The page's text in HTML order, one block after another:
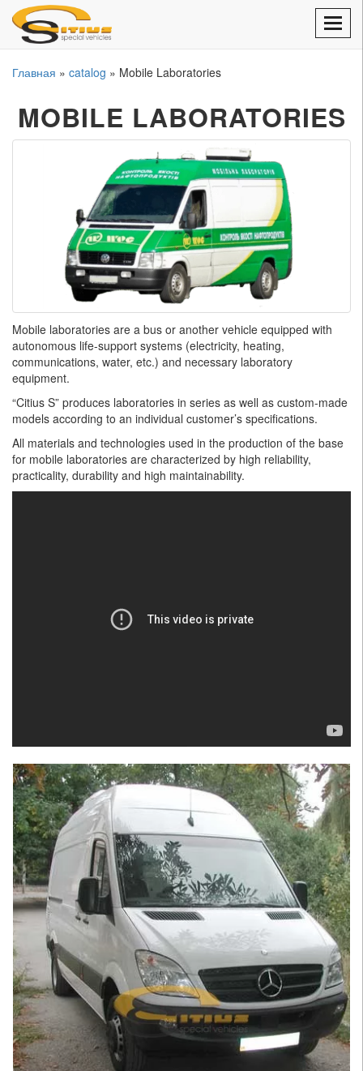
Главная » catalog » Mobile Laboratories
MOBILE LABORATORIES
Mobile laboratories are a bus or another vehicle equipped with
autonomous life-support systems (electricity, heating,
communications, water, etc.) and necessary laboratory
equipment.
“Citius S” produces laboratories in series as well as custom-made
models according to an individual customer’s specifications.
All materials and technologies used in the production of the base
for mobile laboratories are characterized by high reliability,
practicality, durability and high maintainability.